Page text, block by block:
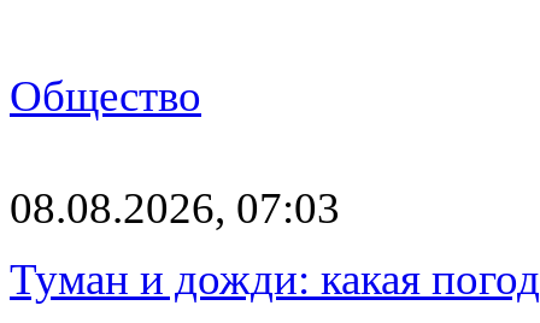
Общество
08.08.2026, 07:03
Туман и дожди: какая